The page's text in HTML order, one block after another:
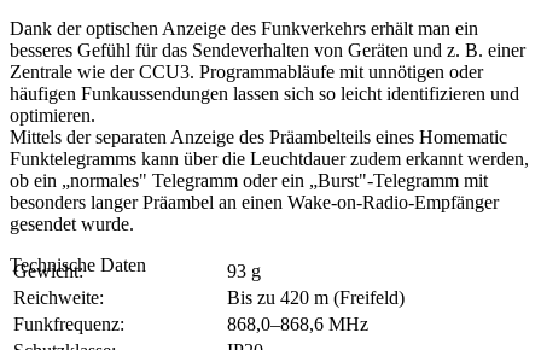
Dank der optischen Anzeige des Funkverkehrs erhält man ein
besseres Gefühl für das Sendeverhalten von Geräten und z. B. einer
Zentrale wie der CCU3. Programmabläufe mit unnötigen oder
häufigen Funkaussendungen lassen sich so leicht identifizieren und
optimieren.
Mittels der separaten Anzeige des Präambelteils eines Homematic
Funktelegramms kann über die Leuchtdauer zudem erkannt werden,
ob ein „normales" Telegramm oder ein „Burst"-Telegramm mit
besonders langer Präambel an einen Wake-on-Radio-Empfänger
gesendet wurde.
Technische Daten
Gewicht:
93 g
Reichweite:
Bis zu 420 m (Freifeld)
Funkfrequenz:
868,0–868,6 MHz